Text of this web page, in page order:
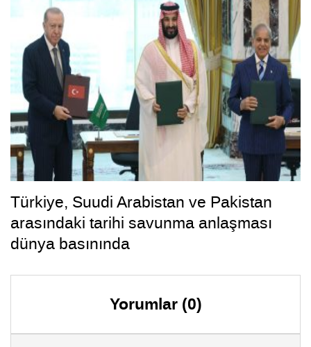
Türkiye, Suudi Arabistan ve Pakistan
arasındaki tarihi savunma anlaşması
dünya basınında
Yorumlar (0)